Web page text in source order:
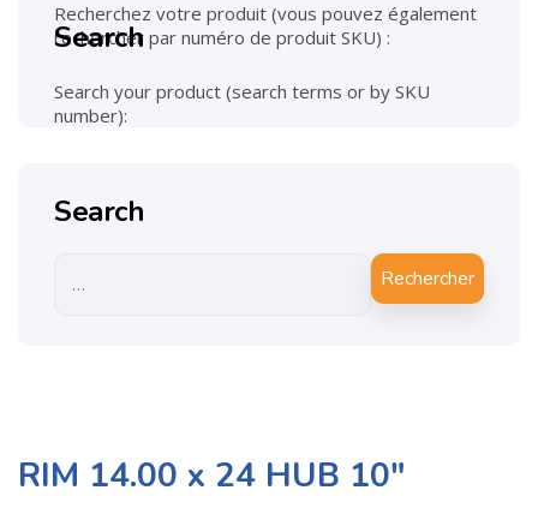
RIM 14.00 x 24 HUB 10″
Recherchez votre produit (vous pouvez également
rechercher par numéro de produit SKU) :
Search
Search your product (search terms or by SKU
number):
Search
Rechercher